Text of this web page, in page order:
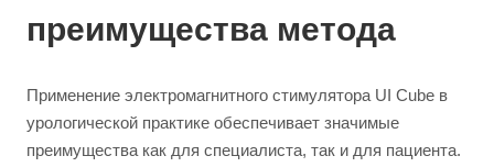
преимущества метода
Применение электромагнитного стимулятора UI Cube в
урологической практике обеспечивает значимые
преимущества как для специалиста, так и для пациента.